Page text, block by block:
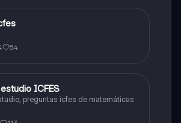
Crítica
54
ICFES
preguntas icfes de matemáticas